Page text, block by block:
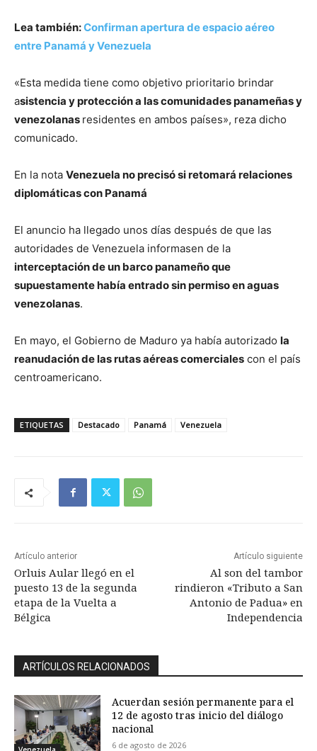
Lea también:Confirman apertura de espacio aéreo
entre Panamá y Venezuela
«Esta medida tiene como objetivo prioritario brindar
asistencia y protección a las comunidades panameñas y
venezolanas residentes en ambos países», reza dicho
comunicado.
En la nota Venezuela no precisó si retomará relaciones
diplomáticas con Panamá
El anuncio ha llegado unos días después de que las
autoridades de Venezuela informasen de la
interceptación de un barco panameño que
supuestamente había entrado sin permiso en aguas
venezolanas.
En mayo, el Gobierno de Maduro ya había autorizado la
reanudación de las rutas aéreas comerciales con el país
centroamericano.
ETIQUETAS Destacado Panamá Venezuela
Artículo anterior
Orluis Aular llegó en el
puesto 13 de la segunda
etapa de la Vuelta a
Bélgica
Artículo siguiente
Al son del tambor
rindieron «Tributo a San
Antonio de Padua» en
Independencia
ARTÍCULOS RELACIONADOS
Acuerdan sesión permanente para el
12 de agosto tras inicio del diálogo
nacional
6 de agosto de 2026